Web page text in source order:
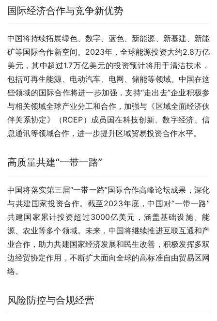
国际经济合作与竞争新优势
中国将持续拓展绿色、数字、蓝色、新能源、新基建、新能
矿等国际合作新空间。2023年，全球能源投资大约2.8万亿
美元，其中超过1.7万亿美元的投资预计将用于清洁技术，
包括可再生能源、电动汽车、电网、储能等领域。中国在这
些领域的国际合作将进一步加强，支持“走出去”企业积极参
与相关领域全球产业分工和合作，加强与《区域全面经济伙
伴关系协定》（RCEP）成员国在科技创新、数字经济、信
息通讯等领域合作，进一步提升区域贸易投资合作水平。
高质量共建“一带一路”
中国将落实第三届“一带一路”国际合作高峰论坛成果，深化
与共建国家投资合作。截至2023年底，中国对“一带一路”
共建国家累计投资超过3000亿美元，涵盖基础设施、能
源、农业等多个领域。未来，中国将继续推进互联互通和产
业合作，助力共建国家经济发展和民生改善，积极发挥多双
边经贸协定作用，不断扩大面向全球的高标准自由贸易区网
络。
风险防控与合规经营